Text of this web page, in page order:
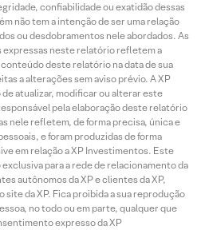
confiabilidade ou exatidão dessas
não tem a intenção de ser uma relação
ou desdobramentos nele abordados. As
neste relatório refletem a
deste relatório na data de sua
a alterações sem aviso prévio. A XP
atualizar, modificar ou alterar este
pela elaboração deste relatório
nele refletem, de forma precisa, única e
e foram produzidas de forma
em relação a XP Investimentos. Este
para a rede de relacionamento da
autônomos da XP e clientes da XP,
site da XP. Fica proibida a sua reprodução
no todo ou em parte, qualquer que
expresso da XP